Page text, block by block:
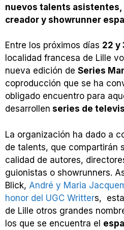
nuevos talents asistentes,
creador y showrunner
Entre los próximos días 22 y
localidad francesa de Lille
nueva edición de Series
coproducción que se ha
obligado encuentro para
desarrollen series de
La organización ha dado a
de talents, que compartirán
calidad de autores,
guionistas o showrunners.
Blick, André y Maria
honor del UGC Writters,
de Lille otros grandes
los que se encuentra el